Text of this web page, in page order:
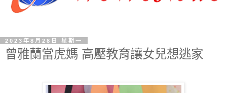
2023年8月28日 星期一
曾雅蘭當虎媽 高壓教育讓女兒想逃家